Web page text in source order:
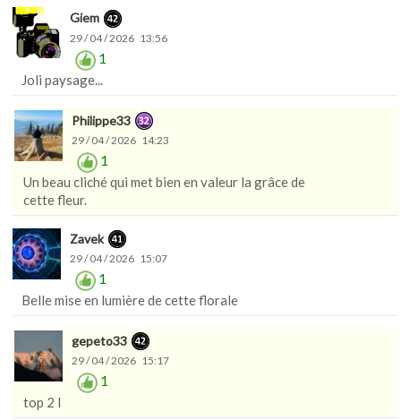
Giem
29 / 04 / 2026 13:56
1
Joli paysage...
Philippe33
29 / 04 / 2026 14:23
1
Un beau cliché qui met bien en valeur la grâce de
cette fleur.
Zavek
29 / 04 / 2026 15:07
1
Belle mise en lumière de cette florale
gepeto33
29 / 04 / 2026 15:17
1
top 2 l